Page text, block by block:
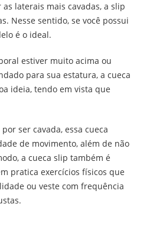
laterais mais cavadas, a slip
Nesse sentido, se você possui
é o ideal.
estiver muito acima ou
para sua estatura, a cueca
ideia, tendo em vista que
ser cavada, essa cueca
de movimento, além de não
a cueca slip também é
pratica exercícios físicos que
ou veste com frequência